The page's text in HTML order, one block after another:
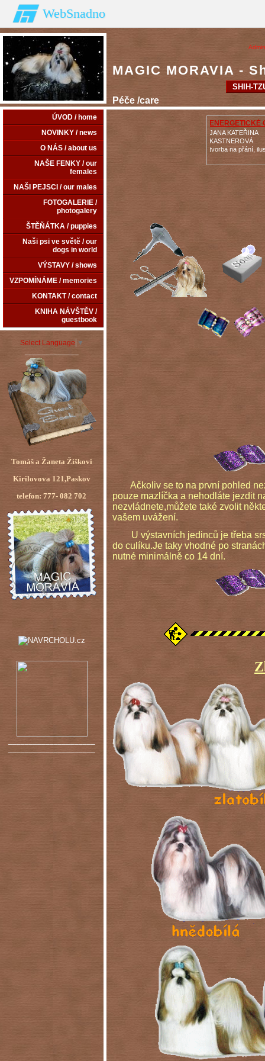
WebSnadno
MAGIC MORAVIA -
Péče /care
SHIH-
ÚVOD / home
NOVINKY / news
O NÁS / about us
NAŠE FENKY / our
females
NAŠI PEJSCI / our males
FOTOGALERIE /
photogalery
ŠTĚŇÁTKA / puppies
Naši psi ve světě / our
dogs in world
VÝSTAVY / shows
VZPOMÍNÁME / memories
KONTAKT / contact
KNIHA NÁVŠTĚV /
guestbook
Select Language ▼
Tomáš a Žaneta Žiškovi
Kirilovova 121,Paskov
telefon: 777- 082 702
ENERGETICKÉ
JANA KATEŘINA
KASTNEROVÁ
tvorba na přání,
Ačkoliv se to na první pohled
pouze mazlíčka a nehodláte jezdit
nezvládnete,můžete také zvolit
vašem uvážení.
U výstavních jedinců je třeba srst
do culíku.Je taky vhodné po
nutné minimálně co 14 dní.